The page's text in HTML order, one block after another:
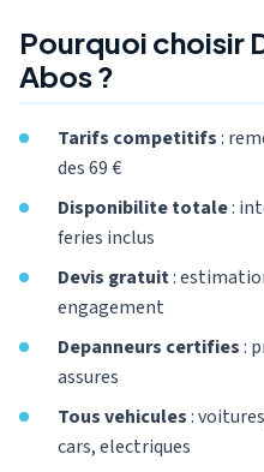
Pourquoi choisir
Abos ?
Tarifs competitifs:
des 69 €
Disponibilite totale:
feries inclus
Devis gratuit:
engagement
Depanneurs certifies:
assures
Tous vehicules:
cars, electriques